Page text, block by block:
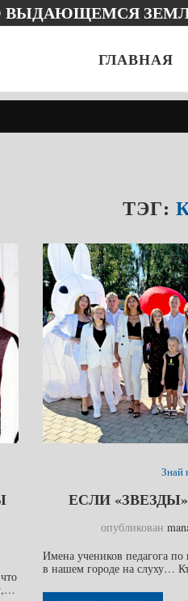
ВЫДАЮЩЕМСЯ
ГЛАВНАЯ
ТЭГ:
Знай
ЕСЛИ
опубликован
Имена учеников педагога
в нашем городе на слуху…